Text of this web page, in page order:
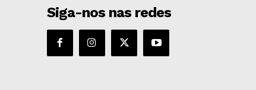
Siga-nos nas redes